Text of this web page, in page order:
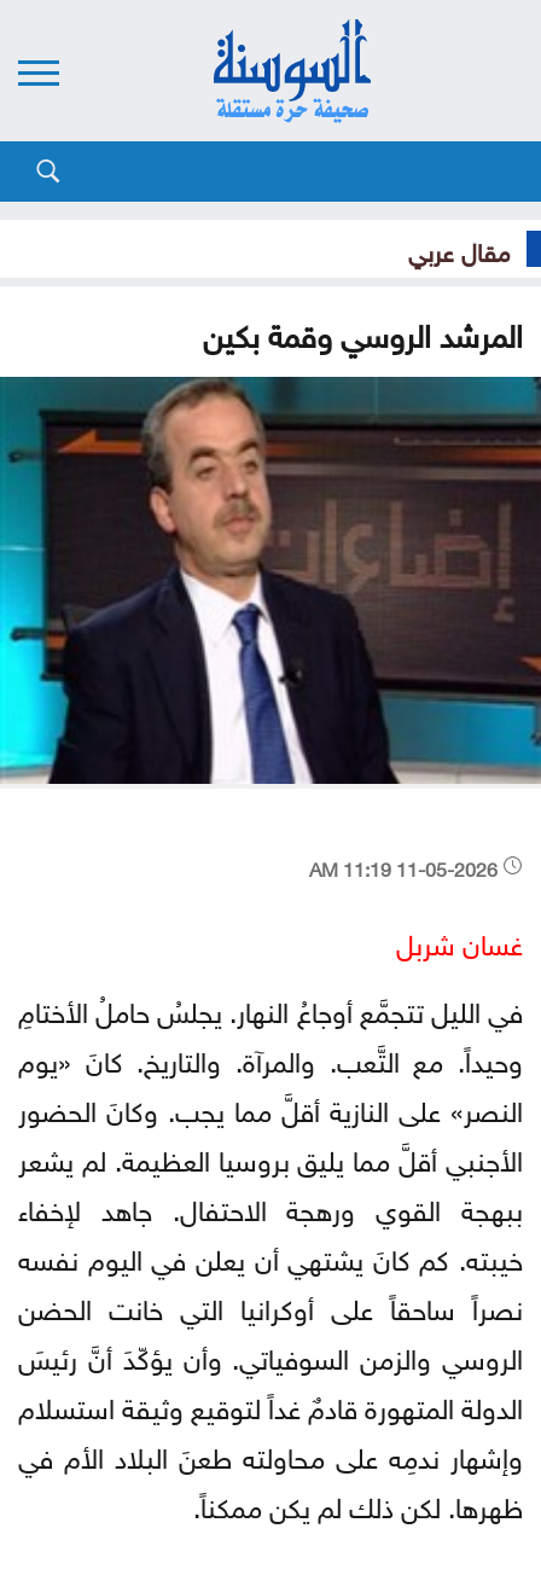
مقال عربي
المرشد الروسي وقمة بكين
غسان شربل
في الليل تتجمَّع أوجاعُ النهار. يجلسُ حاملُ الأختامِ
وحيداً. مع التَّعب. والمرآة. والتاريخ. كانَ «يوم
النصر» على النازية أقلَّ مما يجب. وكانَ الحضور
الأجنبي أقلَّ مما يليق بروسيا العظيمة. لم يشعر
ببهجة القوي ورهجة الاحتفال. جاهد لإخفاء
خيبته. كم كانَ يشتهي أن يعلن في اليوم نفسه
نصراً ساحقاً على أوكرانيا التي خانت الحضن
الروسي والزمن السوفياتي. وأن يؤكّدَ أنَّ رئيسَ
الدولة المتهورة قادمٌ غداً لتوقيع وثيقة استسلام
وإشهار ندمِه على محاولته طعنَ البلاد الأم في
ظهرها. لكن ذلك لم يكن ممكناً.